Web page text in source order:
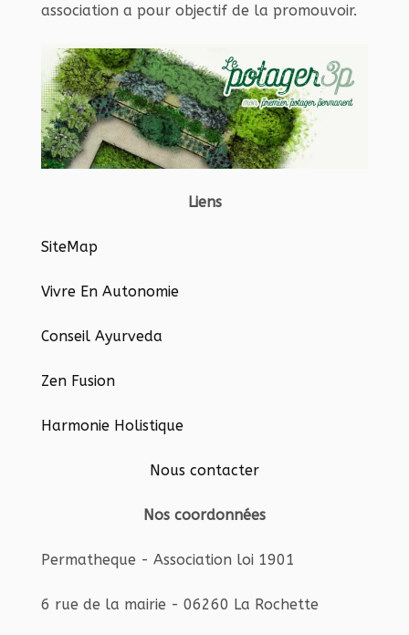
association a pour objectif de la promouvoir.
Liens
SiteMap
Vivre En Autonomie
Conseil Ayurveda
Zen Fusion
Harmonie Holistique
Nous contacter
Nos coordonnées
Permatheque - Association loi 1901
6 rue de la mairie - 06260 La Rochette